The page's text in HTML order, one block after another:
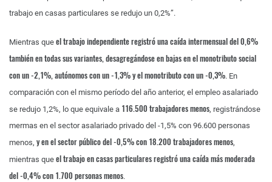
trabajo en casas particulares se redujo un 0,2%”.
Mientras que el trabajo independiente registró una caída intermensual del 0,6%
también en todas sus variantes, desagregándose en bajas en el monotributo social
con un -2,1%, autónomos con un -1,3% y el monotributo con un -0,3%. En
comparación con el mismo período del año anterior, el empleo asalariado
se redujo 1,2%, lo que equivale a 116.500 trabajadores menos, registrándose
mermas en el sector asalariado privado del -1,5% con 96.600 personas
menos, y en el sector público del -0,5% con 18.200 trabajadores menos,
mientras que el trabajo en casas particulares registró una caída más moderada
del -0,4% con 1.700 personas menos.